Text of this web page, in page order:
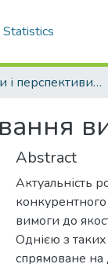
Statistics
Проблеми і перспективи розвитку підприємництва
Abstract
Актуальність
вимоги до
Однією з
спрямоване на